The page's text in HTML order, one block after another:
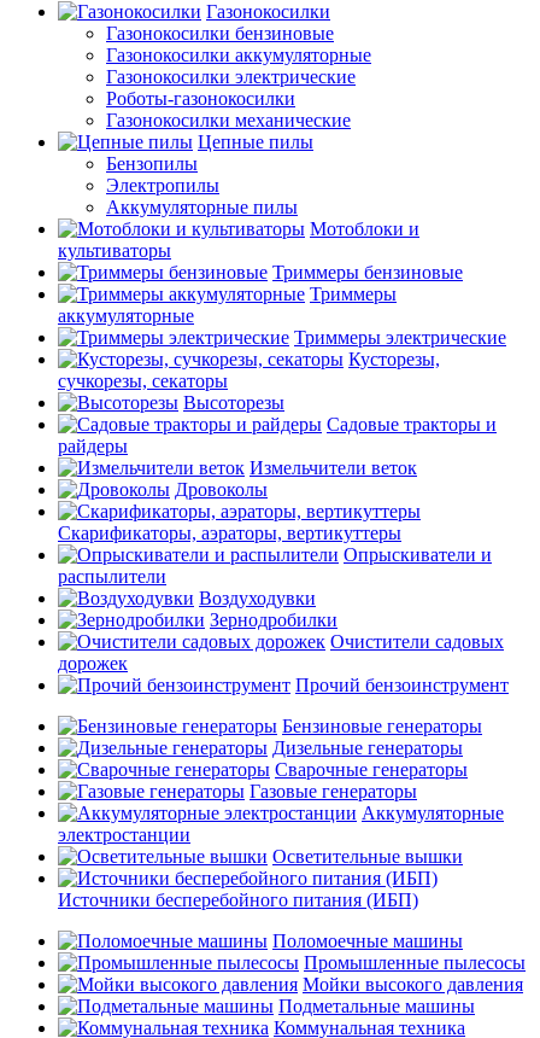
Газонокосилки
Газонокосилки бензиновые
Газонокосилки аккумуляторные
Газонокосилки электрические
Роботы-газонокосилки
Газонокосилки механические
Цепные пилы
Бензопилы
Электропилы
Аккумуляторные пилы
Мотоблоки и
культиваторы
Триммеры бензиновые
Триммеры
аккумуляторные
Триммеры электрические
Кусторезы,
сучкорезы, секаторы
Высоторезы
Садовые тракторы и
райдеры
Измельчители веток
Дровоколы
Скарификаторы, аэраторы, вертикуттеры
Опрыскиватели и
распылители
Воздуходувки
Зернодробилки
Очистители садовых
дорожек
Прочий бензоинструмент
Бензиновые генераторы
Дизельные генераторы
Сварочные генераторы
Газовые генераторы
Аккумуляторные
электростанции
Осветительные вышки
Источники бесперебойного питания (ИБП)
Поломоечные машины
Промышленные пылесосы
Мойки высокого давления
Подметальные машины
Коммунальная техника